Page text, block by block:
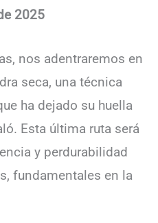
2025
nos adentraremos en
seca, una técnica
ha dejado su huella
Esta última ruta será
y perdurabilidad
fundamentales en la